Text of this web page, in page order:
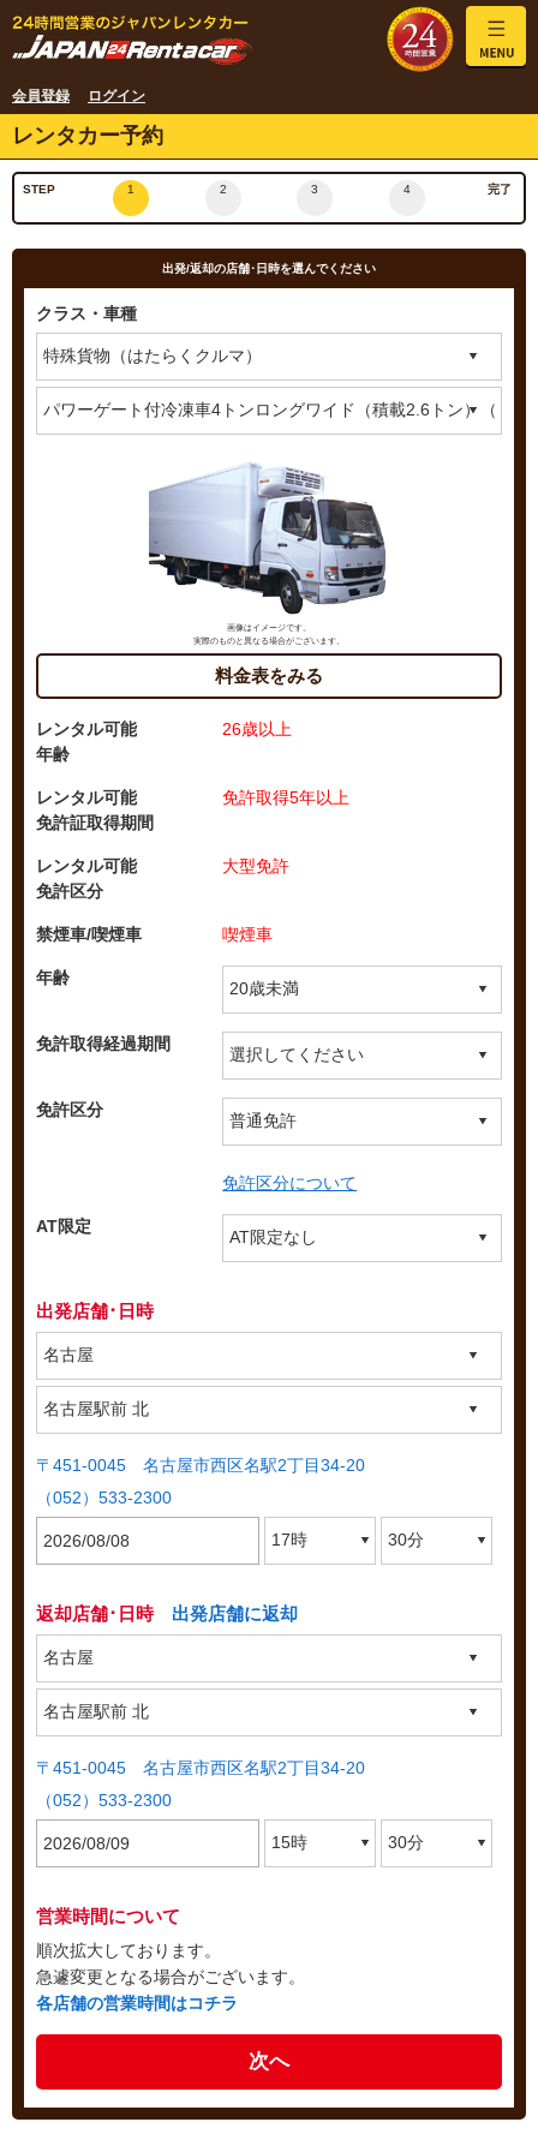
会員登録 ログイン
レンタカー予約
STEP 1 2 3 4 完了
出発/返却の店舗･日時を選んでください
クラス・車種
画像はイメージです。
実際のものと異なる場合がございます。
料金表をみる
レンタル可能
年齢
26歳以上
レンタル可能
免許証取得期間
免許取得5年以上
レンタル可能
免許区分
大型免許
禁煙車/喫煙車 喫煙車
年齢
免許取得経過期間
免許区分
免許区分について
AT限定
出発店舗･日時
〒451-0045 名古屋市西区名駅2丁目34-20
（052）533-2300
返却店舗･日時 出発店舗に返却
〒451-0045 名古屋市西区名駅2丁目34-20
（052）533-2300
営業時間について
順次拡大しております。
急遽変更となる場合がございます。
各店舗の営業時間はコチラ
次へ